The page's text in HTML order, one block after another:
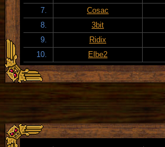
7.
Cosac
8.
3bit
9.
Ridix
10.
Elbe2